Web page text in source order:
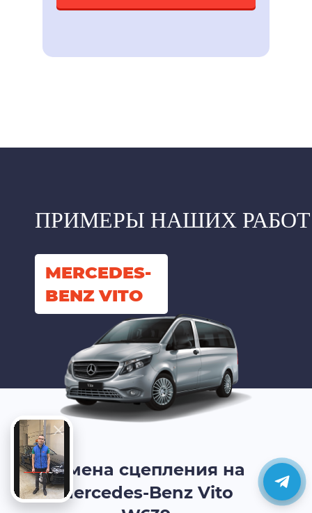
ПРИМЕРЫ НАШИХ РАБОТ
MERCEDES-
BENZ VITO
Замена сцепления на
Mercedes-Benz Vito